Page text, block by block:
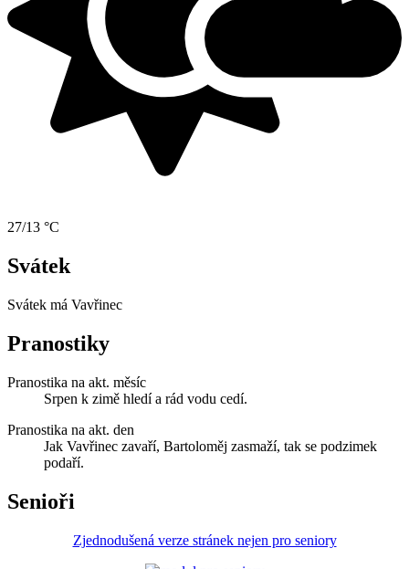
27/13 °C
Svátek
Svátek má Vavřinec
Pranostiky
Pranostika na akt. měsíc
Srpen k zimě hledí a rád vodu cedí.
Pranostika na akt. den
Jak Vavřinec zavaří, Bartoloměj zasmaží, tak se podzimek
podaří.
Senioři
Zjednodušená verze stránek nejen pro seniory